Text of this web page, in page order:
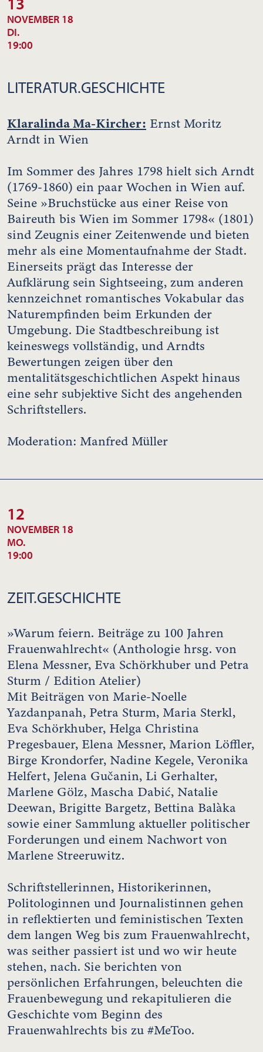
NOVEMBER 18
DI.
19:00
LITERATUR.GESCHICHTE
Klaralinda Ma-Kircher: Ernst Moritz
Arndt in Wien
Im Sommer des Jahres 1798 hielt sich Arndt
(1769-1860) ein paar Wochen in Wien auf.
Seine »Bruchstücke aus einer Reise von
Baireuth bis Wien im Sommer 1798« (1801)
sind Zeugnis einer Zeitenwende und bieten
mehr als eine Momentaufnahme der Stadt.
Einerseits prägt das Interesse der
Aufklärung sein Sightseeing, zum anderen
kennzeichnet romantisches Vokabular das
Naturempfinden beim Erkunden der
Umgebung. Die Stadtbeschreibung ist
keineswegs vollständig, und Arndts
Bewertungen zeigen über den
mentalitätsgeschichtlichen Aspekt hinaus
eine sehr subjektive Sicht des angehenden
Schriftstellers.
Moderation: Manfred Müller
12
NOVEMBER 18
MO.
19:00
ZEIT.GESCHICHTE
»Warum feiern. Beiträge zu 100 Jahren
Frauenwahlrecht« (Anthologie hrsg. von
Elena Messner, Eva Schörkhuber und Petra
Sturm / Edition Atelier)
Mit Beiträgen von Marie-Noelle
Yazdanpanah, Petra Sturm, Maria Sterkl,
Eva Schörkhuber, Helga Christina
Pregesbauer, Elena Messner, Marion Löffler,
Birge Krondorfer, Nadine Kegele, Veronika
Helfert, Jelena Gučanin, Li Gerhalter,
Marlene Gölz, Mascha Dabić, Natalie
Deewan, Brigitte Bargetz, Bettina Balàka
sowie einer Sammlung aktueller politischer
Forderungen und einem Nachwort von
Marlene Streeruwitz.
Schriftstellerinnen, Historikerinnen,
Politologinnen und Journalistinnen gehen
in reflektierten und feministischen Texten
dem langen Weg bis zum Frauenwahlrecht,
was seither passiert ist und wo wir heute
stehen, nach. Sie berichten von
persönlichen Erfahrungen, beleuchten die
Frauenbewegung und rekapitulieren die
Geschichte vom Beginn des
Frauenwahlrechts bis zu #MeToo.